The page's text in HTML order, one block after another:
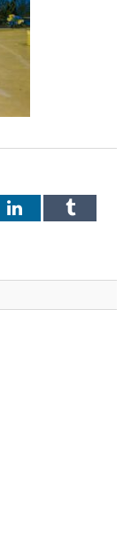
LinkedInTumblr